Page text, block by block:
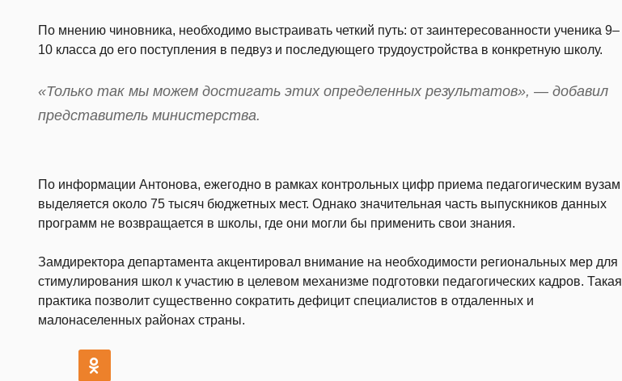
По мнению чиновника, необходимо выстраивать четкий путь: от заинтересованности ученика 9–
10 класса до его поступления в педвуз и последующего трудоустройства в конкретную школу.
«Только так мы можем достигать этих определенных результатов», — добавил
представитель министерства.
По информации Антонова, ежегодно в рамках контрольных цифр приема педагогическим вузам
выделяется около 75 тысяч бюджетных мест. Однако значительная часть выпускников данных
программ не возвращается в школы, где они могли бы применить свои знания.
Замдиректора департамента акцентировал внимание на необходимости региональных мер для
стимулирования школ к участию в целевом механизме подготовки педагогических кадров. Такая
практика позволит существенно сократить дефицит специалистов в отдаленных и
малонаселенных районах страны.